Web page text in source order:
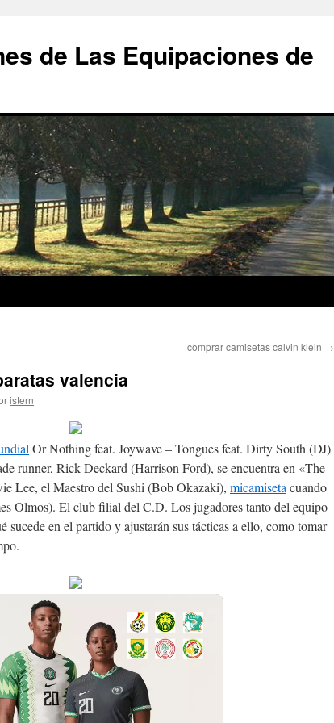
de Las Equipaciones de
comprar camisetas calvin klein →
valencia
istern
Or Nothing feat. Joywave – Tongues feat. Dirty South (DJ)
runner, Rick Deckard (Harrison Ford), se encuentra en «The
Lee, el Maestro del Sushi (Bob Okazaki), micamiseta cuando
Olmos). El club filial del C.D. Los jugadores tanto del equipo
en el partido y ajustarán sus tácticas a ello, como tomar